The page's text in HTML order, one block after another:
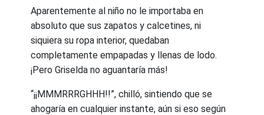
Aparentemente al niño no le importaba en
absoluto que sus zapatos y calcetines, ni
siquiera su ropa interior, quedaban
completamente empapadas y llenas de lodo.
¡Pero Griselda no aguantaría más!
“¡¡MMMRRRGHHH!!”, chilló, sintiendo que se
ahogaría en cualquier instante, aún si eso según